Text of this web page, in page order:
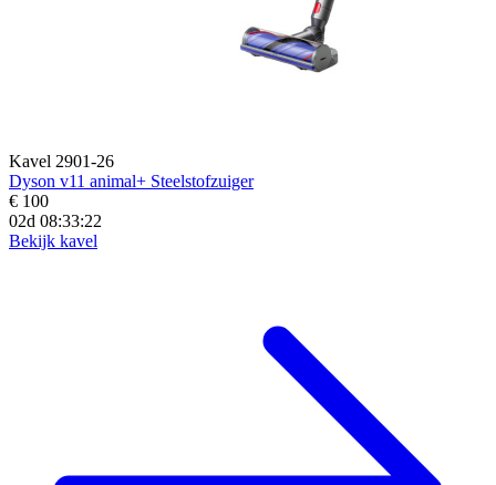
Kavel 2901-26
Dyson v11 animal+ Steelstofzuiger
€ 100
02d 08:33:20
Bekijk kavel